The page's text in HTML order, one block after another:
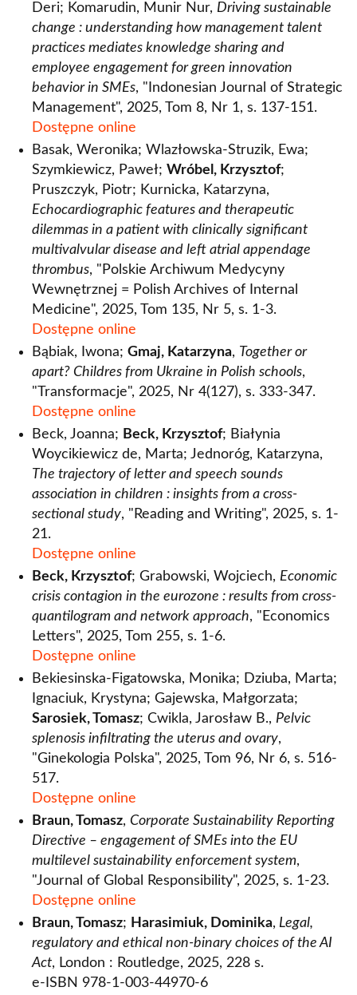
Deri; Komarudin, Munir Nur, Driving sustainable
change : understanding how management talent
practices mediates knowledge sharing and
employee engagement for green innovation
behavior in SMEs, "Indonesian Journal of Strategic
Management", 2025, Tom 8, Nr 1, s. 137-151.
Dostępne online
Basak, Weronika; Wlazłowska-Struzik, Ewa;
Szymkiewicz, Paweł; Wróbel, Krzysztof;
Pruszczyk, Piotr; Kurnicka, Katarzyna,
Echocardiographic features and therapeutic
dilemmas in a patient with clinically significant
multivalvular disease and left atrial appendage
thrombus, "Polskie Archiwum Medycyny
Wewnętrznej = Polish Archives of Internal
Medicine", 2025, Tom 135, Nr 5, s. 1-3.
Dostępne online
Bąbiak, Iwona; Gmaj, Katarzyna, Together or
apart? Childres from Ukraine in Polish schools,
"Transformacje", 2025, Nr 4(127), s. 333-347.
Dostępne online
Beck, Joanna; Beck, Krzysztof; Białynia
Woycikiewicz de, Marta; Jednoróg, Katarzyna,
The trajectory of letter and speech sounds
association in children : insights from a cross-
sectional study, "Reading and Writing", 2025, s. 1-
21.
Dostępne online
Beck, Krzysztof; Grabowski, Wojciech, Economic
crisis contagion in the eurozone : results from cross-
quantilogram and network approach, "Economics
Letters", 2025, Tom 255, s. 1-6.
Dostępne online
Bekiesinska-Figatowska, Monika; Dziuba, Marta;
Ignaciuk, Krystyna; Gajewska, Małgorzata;
Sarosiek, Tomasz; Cwikla, Jarosław B., Pelvic
splenosis infiltrating the uterus and ovary,
"Ginekologia Polska", 2025, Tom 96, Nr 6, s. 516-
517.
Dostępne online
Braun, Tomasz, Corporate Sustainability Reporting
Directive – engagement of SMEs into the EU
multilevel sustainability enforcement system,
"Journal of Global Responsibility", 2025, s. 1-23.
Dostępne online
Braun, Tomasz; Harasimiuk, Dominika, Legal,
regulatory and ethical non-binary choices of the AI
Act, London : Routledge, 2025, 228 s.
e-ISBN 978-1-003-44970-6